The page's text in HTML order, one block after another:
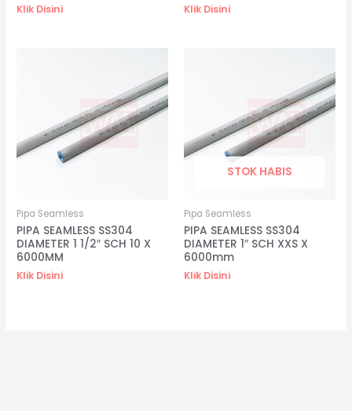
Klik Disini Klik Disini
Pipa Seamless
PIPA SEAMLESS SS304
DIAMETER 1 1/2″ SCH 10 X
6000MM
Klik Disini
STOK HABIS
Pipa Seamless
PIPA SEAMLESS SS304
DIAMETER 1″ SCH XXS X
6000mm
Klik Disini